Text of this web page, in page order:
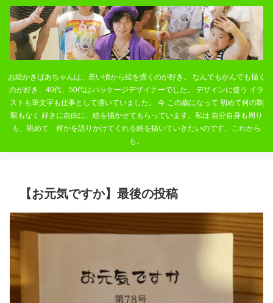
お絵かきばあちゃんは、若い頃から絵を描くのが好き。 なんでもかんでも描く
のが好き、40代、50代はパッケージデザイナーでした。 デザインに使う イラ
ストも筆文字も仕事として描いていました。 今 この歳になって 初めて何の制
限もなく 好きに自由に、絵を描かせてもらっています。私は 自分自身も周り
も、眺めて 何かを語りかけてくれる絵を描いていきたいのです、これから
も。
【お元気ですか】最後の投稿